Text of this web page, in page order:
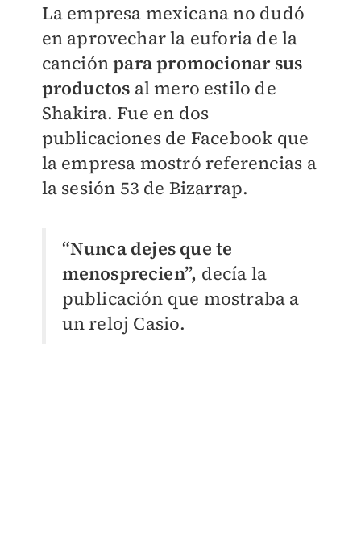
La empresa mexicana no dudó
en aprovechar la euforia de la
canciónpara promocionar sus
productos al mero estilo de
Shakira. Fue en dos
publicaciones de Facebook que
la empresa mostró referencias a
la sesión 53 de Bizarrap.
“Nunca dejes que te
menosprecien”, decía la
publicación que mostraba a
un reloj Casio.